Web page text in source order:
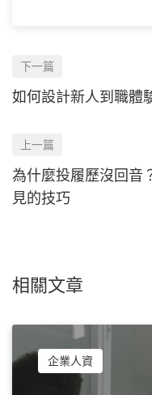
下一篇
如何設計新人到職體
上一篇
為什麼投履歷沒回音
見的技巧
相關文章
企業人資